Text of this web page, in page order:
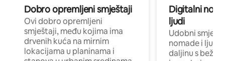
Dobro opremljeni smještaji
Ovi dobro opremljeni
smještaji, među kojima ima
drvenih kuća na mirnim
lokacijama u planinama i
Digitalni
ljudi
Udobni
nomade i ljude
daljinu s